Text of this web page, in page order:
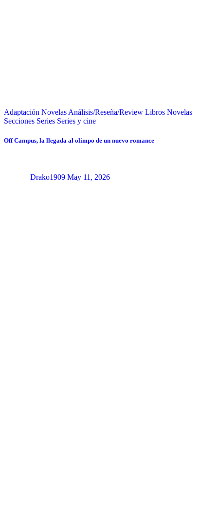
Adaptación Novelas Análisis/Reseña/Review Libros Novelas
Secciones Series Series y cine
Off Campus, la llegada al olimpo de un nuevo romance
Drako1909 May 11, 2026